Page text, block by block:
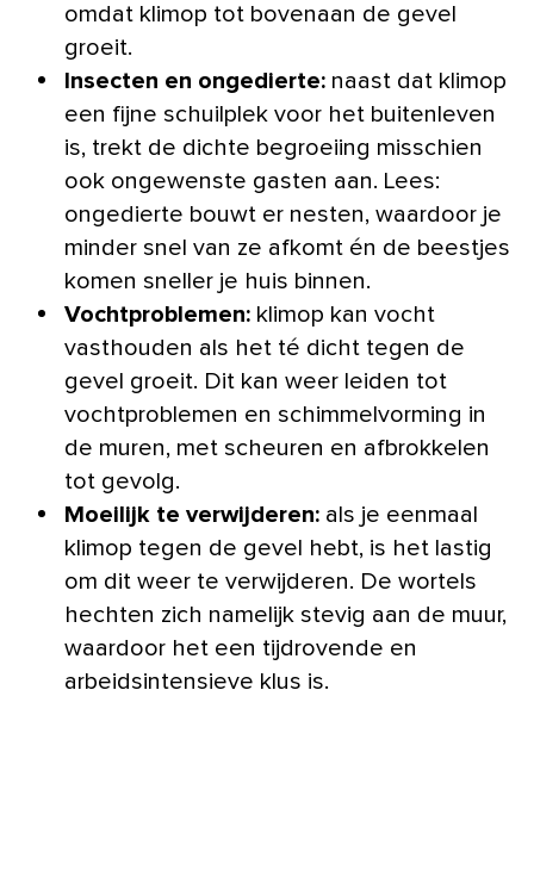
omdat klimop tot bovenaan de gevel
groeit.
Insecten en ongedierte: naast dat klimop
een fijne schuilplek voor het buitenleven
is, trekt de dichte begroeiing misschien
ook ongewenste gasten aan. Lees:
ongedierte bouwt er nesten, waardoor je
minder snel van ze afkomt én de beestjes
komen sneller je huis binnen.
Vochtproblemen: klimop kan vocht
vasthouden als het té dicht tegen de
gevel groeit. Dit kan weer leiden tot
vochtproblemen en schimmelvorming in
de muren, met scheuren en afbrokkelen
tot gevolg.
Moeilijk te verwijderen: als je eenmaal
klimop tegen de gevel hebt, is het lastig
om dit weer te verwijderen. De wortels
hechten zich namelijk stevig aan de muur,
waardoor het een tijdrovende en
arbeidsintensieve klus is.